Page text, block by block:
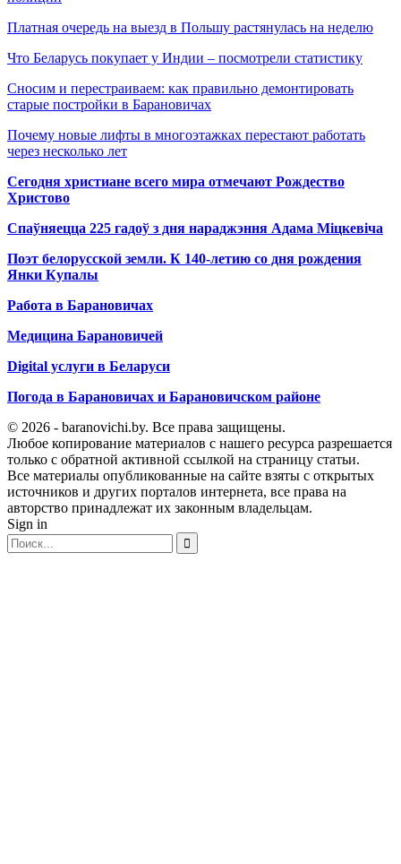
Платная очередь на выезд в Польшу растянулась на неделю
Что Беларусь покупает у Индии – посмотрели статистику
Сносим и перестраиваем: как правильно демонтировать
старые постройки в Барановичах
Почему новые лифты в многоэтажках перестают работать
через несколько лет
Сегодня христиане всего мира отмечают Рождество
Христово
Спаўняецца 225 гадоў з дня нараджэння Адама Міцкевіча
Поэт белорусской земли. К 140-летию со дня рождения
Янки Купалы
Работа в Барановичах
Медицина Барановичей
Digital услуги в Беларуси
Погода в Барановичах и Барановичском районе
© 2026 - baranovichi.by. Все права защищены.
Любое копирование материалов с нашего ресурса разрешается
только с обратной активной ссылкой на страницу статьи.
Все материалы опубликованные на сайте взяты с открытых
источников и других порталов интернета, все права на
авторство принадлежат их законным владельцам.
Sign in